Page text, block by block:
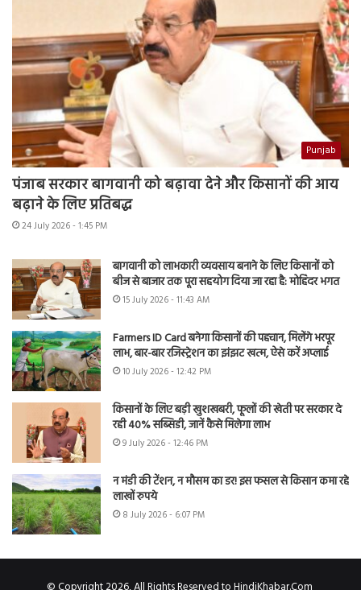
Punjab
पंजाब सरकार बागवानी को बढ़ावा देने और किसानों की आय
बढ़ाने के लिए प्रतिबद्ध
24 July 2026 - 1:45 PM
बागवानी को लाभकारी व्यवसाय बनाने के लिए किसानों को
बीज से बाजार तक पूरा सहयोग दिया जा रहा है: मोहिंदर भगत
15 July 2026 - 11:43 AM
Farmers ID Card बनेगा किसानों की पहचान, मिलेंगे भरपूर
लाभ, बार-बार रजिस्ट्रेशन का झंझट खत्म, ऐसे करें अप्लाई
10 July 2026 - 12:42 PM
किसानों के लिए बड़ी खुशखबरी, फूलों की खेती पर सरकार दे
रही 40% सब्सिडी, जानें कैसे मिलेगा लाभ
9 July 2026 - 12:46 PM
न मंडी की टेंशन, न मौसम का डर! इस फसल से किसान कमा रहे
लाखों रुपये
8 July 2026 - 6:07 PM